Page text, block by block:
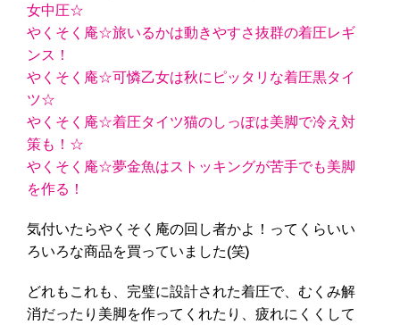
女中圧☆
やくそく庵☆旅いるかは動きやすさ抜群の着圧レギ
ンス！
やくそく庵☆可憐乙女は秋にピッタリな着圧黒タイ
ツ☆
やくそく庵☆着圧タイツ猫のしっぽは美脚で冷え対
策も！☆
やくそく庵☆夢金魚はストッキングが苦手でも美脚
を作る！
気付いたらやくそく庵の回し者かよ！ってくらいい
ろいろな商品を買っていました(笑)
どれもこれも、完璧に設計された着圧で、むくみ解
消だったり美脚を作ってくれたり、疲れにくくして